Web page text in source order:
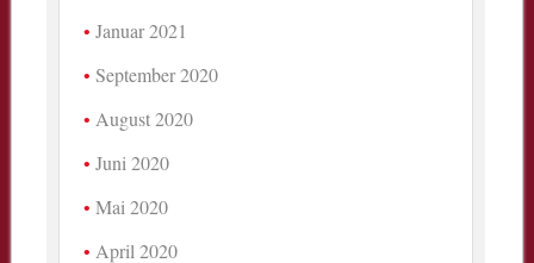
Januar 2021
September 2020
August 2020
Juni 2020
Mai 2020
April 2020